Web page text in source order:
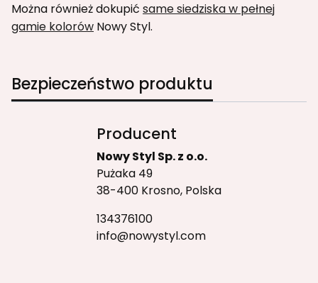
Można również dokupić same siedziska w pełnej
gamie kolorów Nowy Styl.
Bezpieczeństwo produktu
Producent
Nowy Styl Sp. z o.o.
Pużaka 49
38-400 Krosno, Polska
134376100
info@nowystyl.com